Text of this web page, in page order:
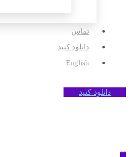
تماس
دانلود کنید
English
دانلود کنید